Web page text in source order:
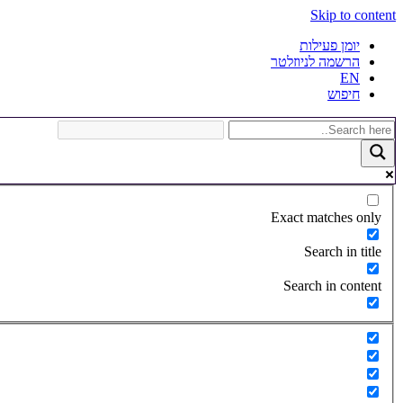
Skip to content
יומן פעילות
הרשמה לניוזלטר
EN
חיפוש
Exact matches only
Search in title
Search in content